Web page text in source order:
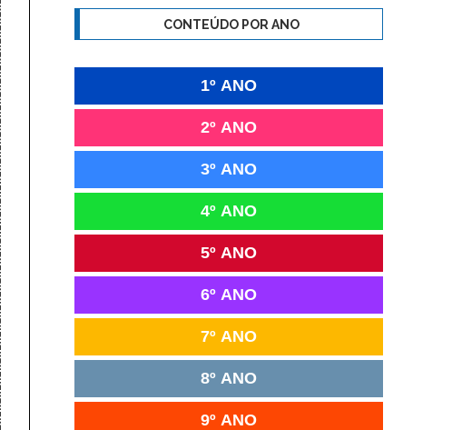
CONTEÚDO POR ANO
1º ANO
2º ANO
3º ANO
4º ANO
5º ANO
6º ANO
7º ANO
8º ANO
9º ANO